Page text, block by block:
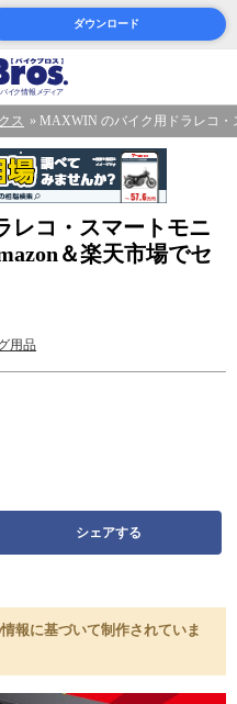
ダウンロード
ス MAXWIN のバイク用ドラレコ・
レコ・スマートモニ
＆楽天市場でセ
用品
シェアする
報に基づいて制作されていま